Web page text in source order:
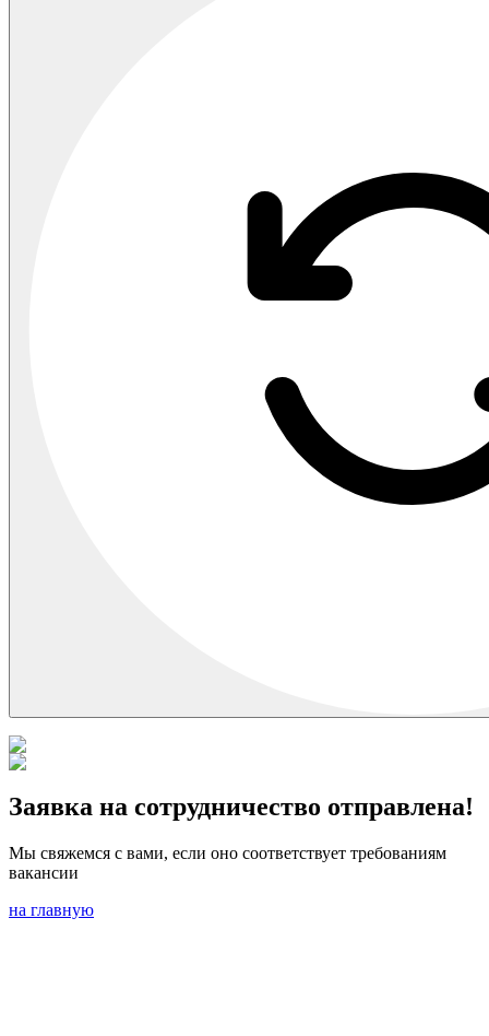
Заявка на сотрудничество отправлена!
Мы свяжемся с вами, если оно соответствует требованиям
вакансии
на главную